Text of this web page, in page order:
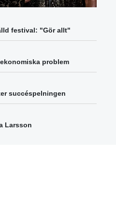
festival: "Gör allt"
problem
succéspelningen
Larsson